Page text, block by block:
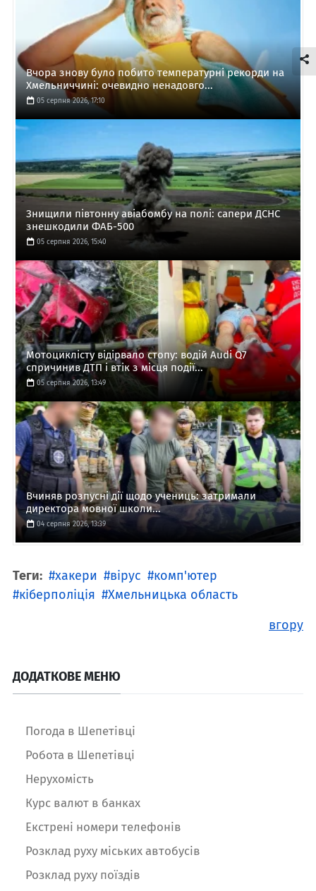
Вчора знову було побито температурні рекорди на
Хмельниччині: очевидно ненадовго...
05 серпня 2026, 17:10
Знищили півтонну авіабомбу на полі: сапери ДСНС
знешкодили ФАБ-500
05 серпня 2026, 15:40
Мотоциклісту відірвало стопу: водій Audi Q7
спричинив ДТП і втік з місця події...
05 серпня 2026, 13:49
Вчиняв розпусні дії щодо учениць: затримали
директора мовної школи...
04 серпня 2026, 13:39
Теги: хакери вірус
комп'ютер
кіберполіція
Хмельницька область
вгору
ДОДАТКОВЕ МЕНЮ
Погода в Шепетівці
Робота в Шепетівці
Нерухомість
Курс валют в банках
Екстрені номери телефонів
Розклад руху міських автобусів
Розклад руху поїздів